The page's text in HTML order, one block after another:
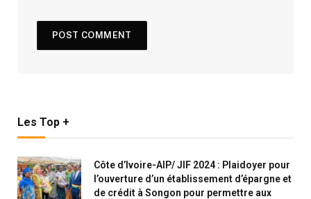
Les Top +
Côte d’Ivoire-AIP/ JIF 2024 : Plaidoyer pour
l’ouverture d’un établissement d’épargne et
de crédit à Songon pour permettre aux